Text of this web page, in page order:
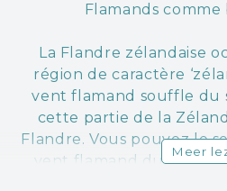
Flamands comme
La Flandre zélandaise
région de caractère
vent flamand souffle du
cette partie de la
Flandre. Vous pouvez le
vent flamand du sud
Meer